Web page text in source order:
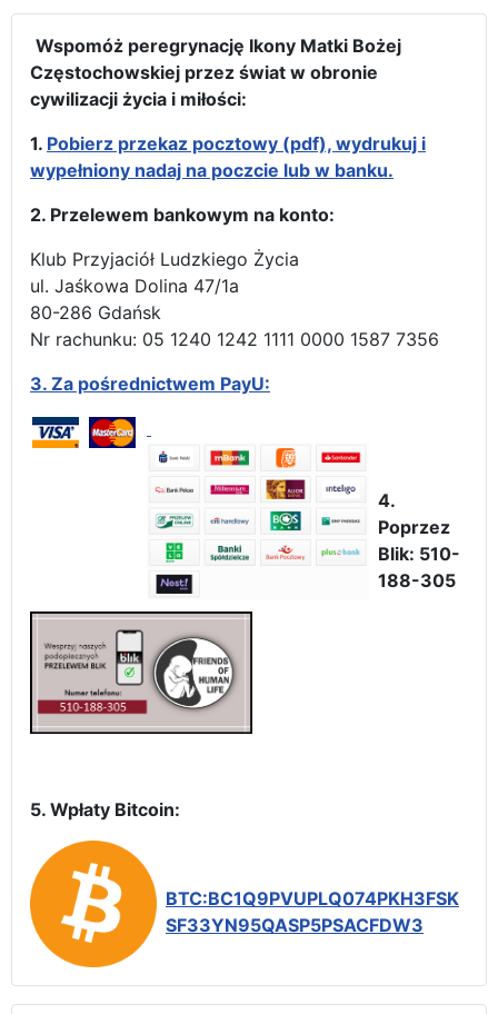
Wspomóż peregrynację Ikony Matki Bożej
Częstochowskiej przez świat w obronie
cywilizacji życia i miłości:
1. Pobierz przekaz pocztowy (pdf), wydrukuj i
wypełniony nadaj na poczcie lub w banku.
2. Przelewem bankowym na konto:
Klub Przyjaciół Ludzkiego Życia
ul. Jaśkowa Dolina 47/1a
80-286 Gdańsk
Nr rachunku: 05 1240 1242 1111 0000 1587 7356
3. Za pośrednictwem PayU:
4.
Poprzez
Blik: 510-
188-305
5. Wpłaty Bitcoin:
BTC:BC1Q9PVUPLQ074PKH3FSK
SF33YN95QASP5PSACFDW3